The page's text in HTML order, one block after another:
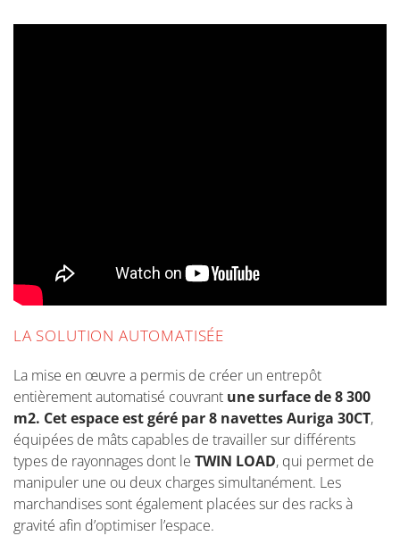
LA SOLUTION AUTOMATISÉE
La mise en œuvre a permis de créer un entrepôt
entièrement automatisé couvrant une surface de 8 300
m2. Cet espace est géré par 8 navettes Auriga 30CT,
équipées de mâts capables de travailler sur différents
types de rayonnages dont le TWIN LOAD, qui permet de
manipuler une ou deux charges simultanément. Les
marchandises sont également placées sur des racks à
gravité afin d’optimiser l’espace.